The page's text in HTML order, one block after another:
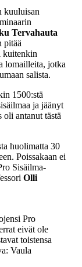
kuuluisan
Tervahauta
pitää
kuitenkin
lomailleita, jotka
salista.
1500:stä
ja jäänyt
antanut tästä
huolimatta 30
Poissakaan ei
Sisäilma-
Olli
Pro
eivät ole
toistensa
Vaula